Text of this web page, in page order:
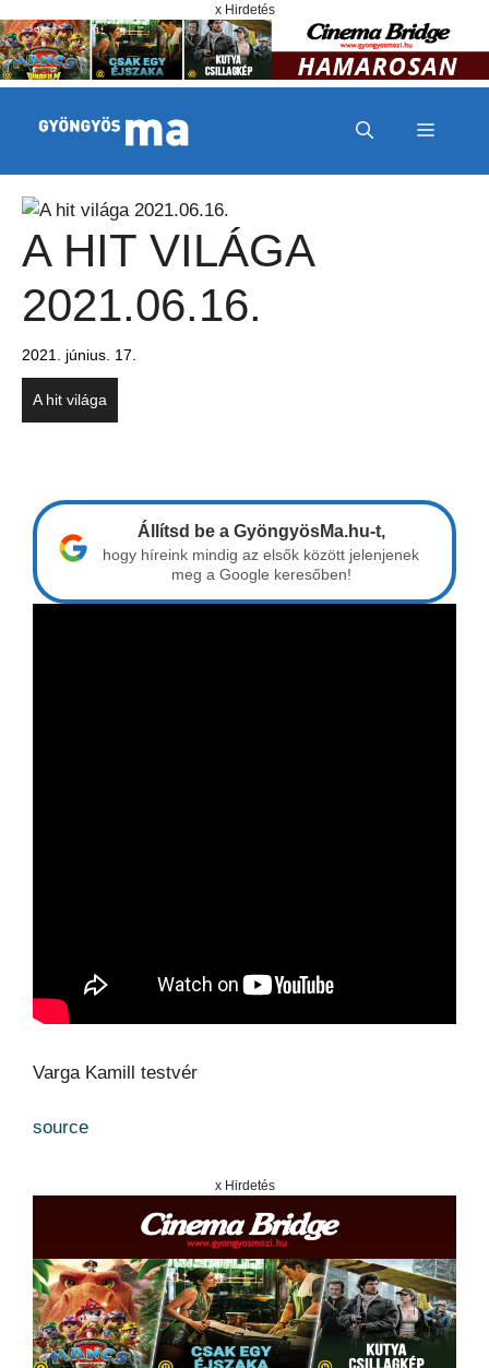
x Hirdetés
MENÜ
A HIT VILÁGA
2021.06.16.
2021. június. 17.
A hit világa
Állítsd be a GyöngyösMa.hu-t,
hogy híreink mindig az elsők között jelenjenek
meg a Google keresőben!
Varga Kamill testvér
source
x Hirdetés